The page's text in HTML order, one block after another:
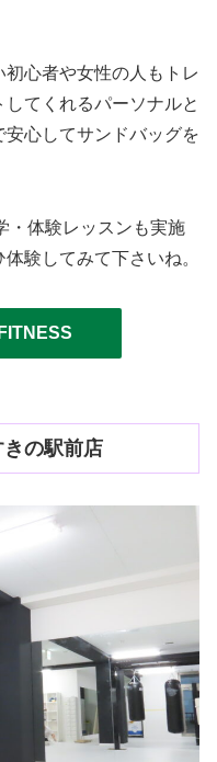
心者や女性の人もトレ
てくれるパーソナルと
心してサンドバッグを
・体験レッスンも実施
験してみて下さいね。
の駅前店